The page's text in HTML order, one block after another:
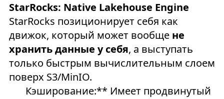
StarRocks: Native Lakehouse Engine
StarRocks позиционирует себя как
движок, который может вообще не
хранить данные у себя, а выступать
только быстрым вычислительным слоем
поверх S3/MinIO.
Кэширование:** Имеет продвинутый